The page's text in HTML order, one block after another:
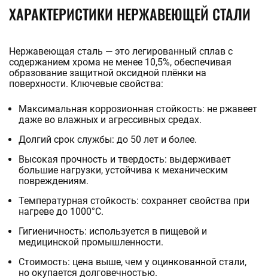
ХАРАКТЕРИСТИКИ НЕРЖАВЕЮЩЕЙ СТАЛИ
Нержавеющая сталь — это легированный сплав с
содержанием хрома не менее 10,5%, обеспечивая
образование защитной оксидной плёнки на
поверхности. Ключевые свойства:
Максимальная коррозионная стойкость: не ржавеет
даже во влажных и агрессивных средах.
Долгий срок службы: до 50 лет и более.
Высокая прочность и твердость: выдерживает
большие нагрузки, устойчива к механическим
повреждениям.
Температурная стойкость: сохраняет свойства при
нагреве до 1000°C.
Гигиеничность: используется в пищевой и
медицинской промышленности.
Стоимость: цена выше, чем у оцинкованной стали,
но окупается долговечностью.